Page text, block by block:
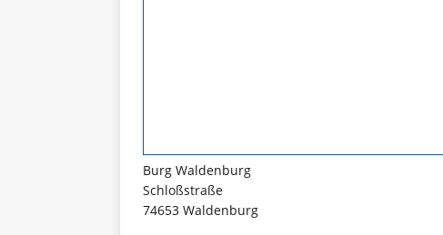
Burg Waldenburg
Schloßstraße
74653 Waldenburg